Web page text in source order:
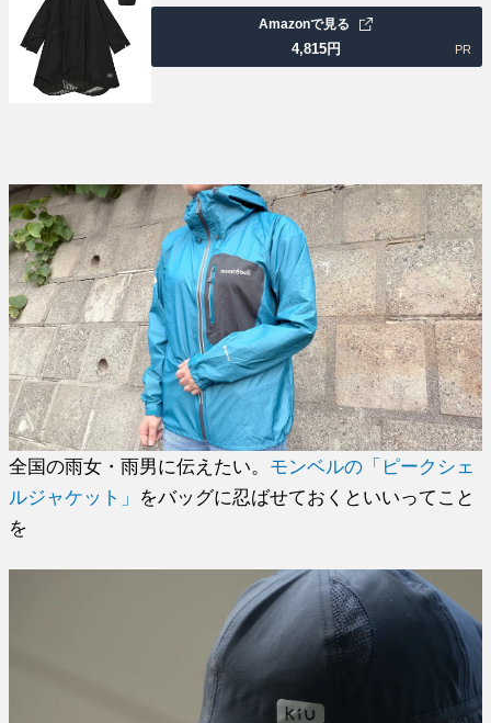
4,815円
Amazonで見る
PR
全国の雨女・雨男に伝えたい。 モンベルの「ピークシェ
ルジャケット」 をバッグに忍ばせておくといいってこと
を